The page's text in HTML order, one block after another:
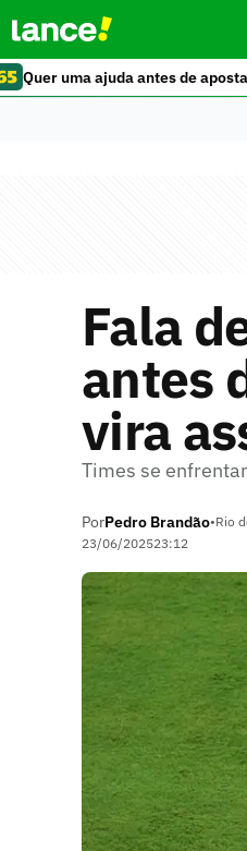
Quer uma ajuda antes de
Fala
antes
vira
Times se
PorPedro Brandão•Rio
23/06/202523:12